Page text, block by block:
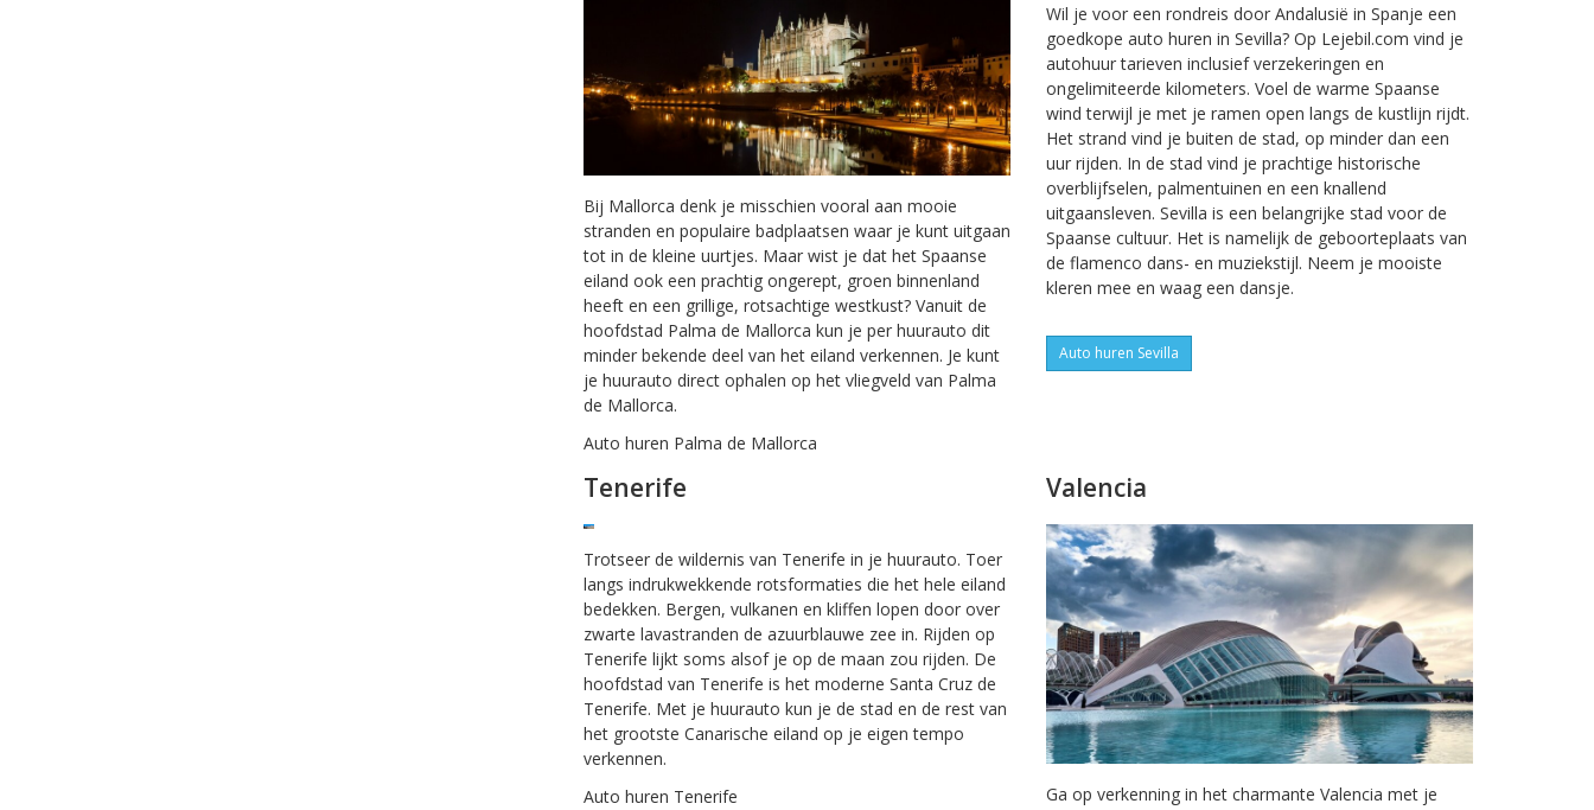
Bij Mallorca denk je misschien vooral aan mooie
stranden en populaire badplaatsen waar je kunt uitgaan
tot in de kleine uurtjes. Maar wist je dat het Spaanse
eiland ook een prachtig ongerept, groen binnenland
heeft en een grillige, rotsachtige westkust? Vanuit de
hoofdstad Palma de Mallorca kun je per huurauto dit
minder bekende deel van het eiland verkennen. Je kunt
je huurauto direct ophalen op het vliegveld van Palma
de Mallorca.
Auto huren Palma de Mallorca
Wil je voor een rondreis door Andalusië in Spanje een
goedkope auto huren in Sevilla? Op Lejebil.com vind je
autohuur tarieven inclusief verzekeringen en
ongelimiteerde kilometers. Voel de warme Spaanse
wind terwijl je met je ramen open langs de kustlijn rijdt.
Het strand vind je buiten de stad, op minder dan een
uur rijden. In de stad vind je prachtige historische
overblijfselen, palmentuinen en een knallend
uitgaansleven. Sevilla is een belangrijke stad voor de
Spaanse cultuur. Het is namelijk de geboorteplaats van
de flamenco dans- en muziekstijl. Neem je mooiste
kleren mee en waag een dansje.
Auto huren Sevilla
Tenerife
Trotseer de wildernis van Tenerife in je huurauto. Toer
langs indrukwekkende rotsformaties die het hele eiland
bedekken. Bergen, vulkanen en kliffen lopen door over
zwarte lavastranden de azuurblauwe zee in. Rijden op
Tenerife lijkt soms alsof je op de maan zou rijden. De
hoofdstad van Tenerife is het moderne Santa Cruz de
Tenerife. Met je huurauto kun je de stad en de rest van
het grootste Canarische eiland op je eigen tempo
verkennen.
Auto huren Tenerife
Valencia
Ga op verkenning in het charmante Valencia met je